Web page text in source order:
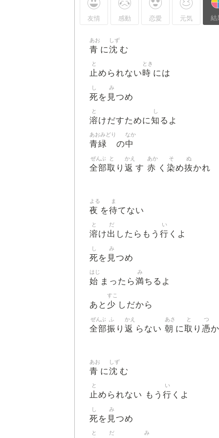
友情 感動 恋愛 元気 結
青
あお
に沈
しず
む
止
と
められない時
とき
には
死
し
を 見
み
つめ
溶
と
けだすために知
し
るよ
青緑
あおみどり
の中
なか
全部
ぜんぶ
取
と
り 返
かえ
す 赤
あか
く 染
そ
め抜
ぬ
かれ
夜
よる
を待
ま
てない
溶
と
け出
だ
したらもう 行
い
くよ
死
し
を 見
み
つめ
始
はじ
まったら満
み
ちるよ
あと 少
すこ
しだから
全部
ぜんぶ
振
ふ
り 返
かえ
らない 朝
あさ
に取
と
り 憑
つ
青
あお
に沈
しず
む
止
と
められない もう 行
い
くよ
死
し
を 見
み
つめ
と だ み